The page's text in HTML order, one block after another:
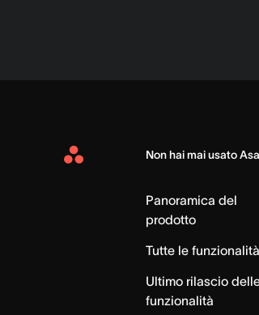
Asana
Non hai mai usato
Panoramica del
prodotto
Tutte le funzionalità
Ultimo rilascio
funzionalità